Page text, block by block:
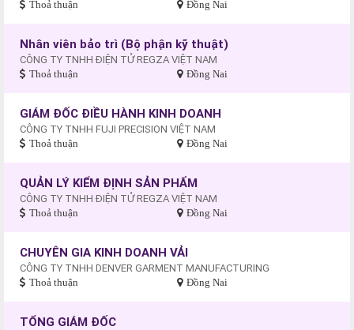
Thoả thuận Đồng Nai
Nhân viên bảo trì (Bộ phận kỹ thuật)
CÔNG TY TNHH ĐIỆN TỬ REGZA VIỆT NAM
Thoả thuận Đồng Nai
GIÁM ĐỐC ĐIỀU HÀNH KINH DOANH
CÔNG TY TNHH FUJI PRECISION VIỆT NAM
Thoả thuận Đồng Nai
QUẢN LÝ KIỂM ĐỊNH SẢN PHẨM
CÔNG TY TNHH ĐIỆN TỬ REGZA VIỆT NAM
Thoả thuận Đồng Nai
CHUYÊN GIA KINH DOANH VẢI
CÔNG TY TNHH DENVER GARMENT MANUFACTURING
Thoả thuận Đồng Nai
TỔNG GIÁM ĐỐC